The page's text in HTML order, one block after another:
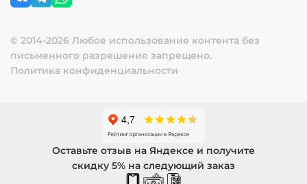
© 2014-2026 Любое использование контента без
письменного разрешения запрещено.
Политика конфиденциальности
Оставьте отзыв на Яндексе и получите
скидку 5% на следующий заказ